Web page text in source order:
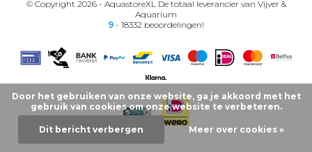
© Copyright 2026 - AquastoreXL De totaal leverancier van Vijver &
Aquarium
9 - 18332 beoordelingen!
Door het gebruiken van onze website, ga je akkoord met het
gebruik van cookies om onze website te verbeteren.
Dit bericht verbergen Meer over cookies »